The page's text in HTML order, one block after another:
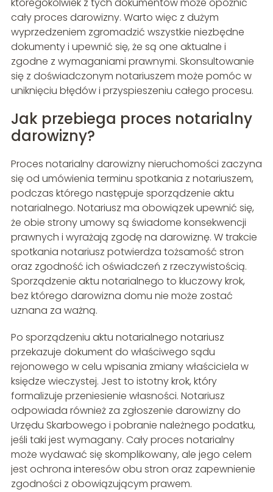
cały proces darowizny. Warto więc z dużym
wyprzedzeniem zgromadzić wszystkie niezbędne
dokumenty i upewnić się, że są one aktualne i
zgodne z wymaganiami prawnymi. Skonsultowanie
się z doświadczonym notariuszem może pomóc w
uniknięciu błędów i przyspieszeniu całego procesu.
Jak przebiega proces notarialny
darowizny?
Proces notarialny darowizny nieruchomości zaczyna
się od umówienia terminu spotkania z notariuszem,
podczas którego następuje sporządzenie aktu
notarialnego. Notariusz ma obowiązek upewnić się,
że obie strony umowy są świadome konsekwencji
prawnych i wyrażają zgodę na darowiznę. W trakcie
spotkania notariusz potwierdza tożsamość stron
oraz zgodność ich oświadczeń z rzeczywistością.
Sporządzenie aktu notarialnego to kluczowy krok,
bez którego darowizna domu nie może zostać
uznana za ważną.
Po sporządzeniu aktu notarialnego notariusz
przekazuje dokument do właściwego sądu
rejonowego w celu wpisania zmiany właściciela w
księdze wieczystej. Jest to istotny krok, który
formalizuje przeniesienie własności. Notariusz
odpowiada również za zgłoszenie darowizny do
Urzędu Skarbowego i pobranie należnego podatku,
jeśli taki jest wymagany. Cały proces notarialny
może wydawać się skomplikowany, ale jego celem
jest ochrona interesów obu stron oraz zapewnienie
zgodności z obowiązującym prawem.